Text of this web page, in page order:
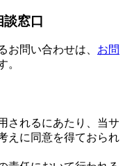
窓口
お問い合わせは、 お問
。
されるにあたり、当サ
えに同意を得ておられ